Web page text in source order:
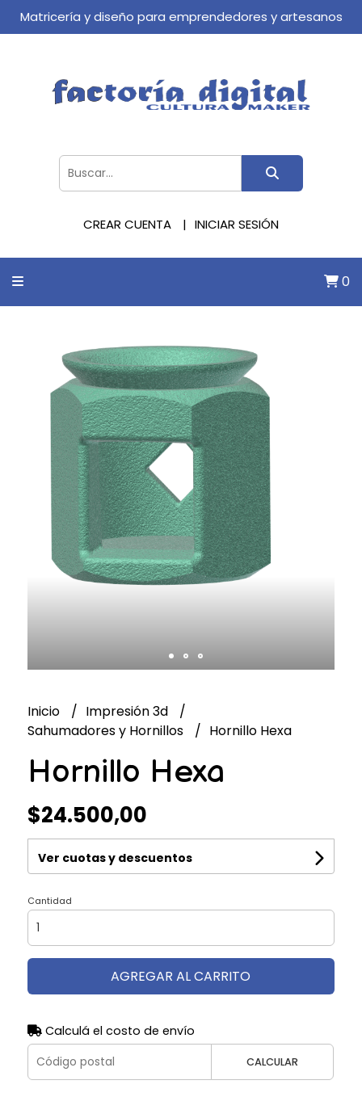
Matricería y diseño para emprendedores y artesanos
CREAR CUENTA INICIAR SESIÓN
0
Inicio
Impresión 3d
Sahumadores y Hornillos
Hornillo Hexa
Hornillo Hexa
$24.500,00
Ver cuotas y descuentos
Cantidad
AGREGAR AL CARRITO
Calculá el costo de envío
CALCULAR